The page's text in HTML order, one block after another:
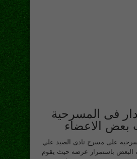
فى المسرحية
بعض الاعضاء
على مسرح نادى الصيد علي
البعض باستمرار عرضه حيث يقوم